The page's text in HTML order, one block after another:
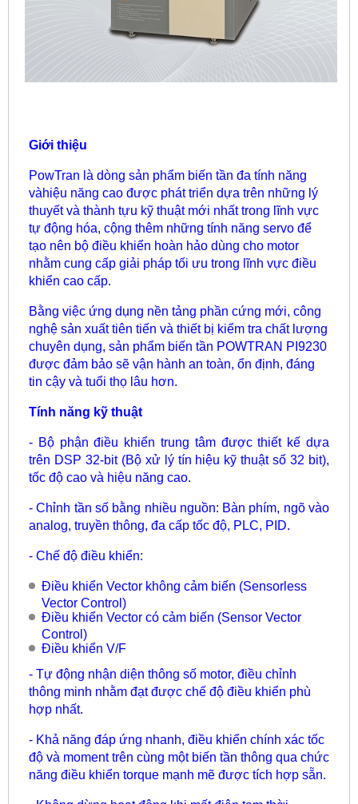
Giới thiệu
PowTran là dòng sản phẩm biến tần đa tính năng
vàhiệu năng cao được phát triển dựa trên những lý
thuyết và thành tựu kỹ thuật mới nhất trong lĩnh vực
tự động hóa, cộng thêm những tính năng servo để
tạo nên bộ điều khiển hoàn hảo dùng cho motor
nhằm cung cấp giải pháp tối ưu trong lĩnh vực điều
khiển cao cấp.
Bằng việc ứng dụng nền tảng phần cứng mới, công
nghệ sản xuất tiên tiến và thiết bị kiểm tra chất lượng
chuyên dụng, sản phẩm biến tần POWTRAN PI9230
được đảm bảo sẽ vận hành an toàn, ổn định, đáng
tin cậy và tuổi thọ lâu hơn.
Tính năng kỹ thuật
- Bộ phận điều khiển trung tâm được thiết kế dựa
trên DSP 32-bit (Bộ xử lý tín hiệu kỹ thuật số 32 bit),
tốc độ cao và hiệu năng cao.
- Chỉnh tần số bằng nhiều nguồn: Bàn phím, ngõ vào
analog, truyền thông, đa cấp tốc độ, PLC, PID.
- Chế độ điều khiển:
Điều khiển Vector không cảm biến (Sensorless
Vector Control)
Điều khiển Vector có cảm biến (Sensor Vector
Control)
Điều khiển V/F
- Tự động nhận diện thông số motor, điều chỉnh
thông minh nhằm đạt được chế độ điều khiển phù
hợp nhất.
- Khả năng đáp ứng nhanh, điều khiển chính xác tốc
độ và moment trên cùng một biến tần thông qua chức
năng điều khiển torque mạnh mẽ được tích hợp sẵn.